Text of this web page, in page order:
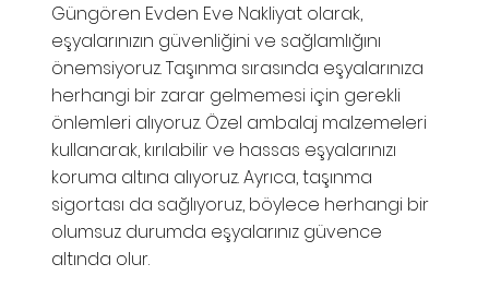
Güngören Evden Eve Nakliyat olarak,
eşyalarınızın güvenliğini ve sağlamlığını
önemsiyoruz. Taşınma sırasında eşyalarınıza
herhangi bir zarar gelmemesi için gerekli
önlemleri alıyoruz. Özel ambalaj malzemeleri
kullanarak, kırılabilir ve hassas eşyalarınızı
koruma altına alıyoruz. Ayrıca, taşınma
sigortası da sağlıyoruz, böylece herhangi bir
olumsuz durumda eşyalarınız güvence
altında olur.